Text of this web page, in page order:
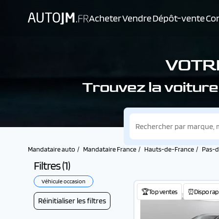
AcheterVendreDépôt-vente
Trouvez la
Mandataire auto Mandataire France Hauts-de-France Pas-
Filtres (1)
Véhicule occasion
Réinitialiser les filtres
🏆Top ventes ⏰Dispo